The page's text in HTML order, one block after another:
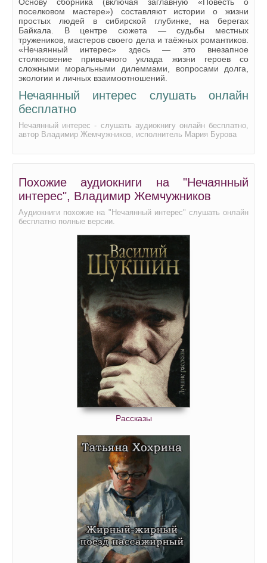
Нечаянный интерес 23
Нечаянный интерес 24
Нечаянный интерес 25
поселковом мастере») составляют истории о жизни
простых людей в сибирской глубинке, на берегах
Байкала. В центре сюжета — судьбы местных
тружеников, мастеров своего дела и таёжных романтиков.
«Нечаянный интерес» здесь — это внезапное
столкновение привычного уклада жизни героев со
сложными моральными дилеммами, вопросами долга,
экологии и личных взаимоотношений.
Нечаянный интерес слушать онлайн
бесплатно
Нечаянный интерес - слушать аудиокнигу онлайн бесплатно,
автор Владимир Жемчужников, исполнитель Мария Бурова
Похожие аудиокниги на "Нечаянный
интерес", Владимир Жемчужников
Аудиокниги похожие на "Нечаянный интерес" слушать онлайн
бесплатно полные версии.
Рассказы